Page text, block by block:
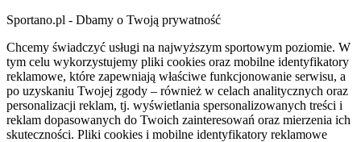
Sportano.pl - Dbamy o Twoją prywatność
Chcemy świadczyć usługi na najwyższym sportowym poziomie. W
tym celu wykorzystujemy pliki cookies oraz mobilne identyfikatory
reklamowe, które zapewniają właściwe funkcjonowanie serwisu, a
po uzyskaniu Twojej zgody – również w celach analitycznych oraz
personalizacji reklam, tj. wyświetlania spersonalizowanych treści i
reklam dopasowanych do Twoich zainteresowań oraz mierzenia ich
skuteczności. Pliki cookies i mobilne identyfikatory reklamowe